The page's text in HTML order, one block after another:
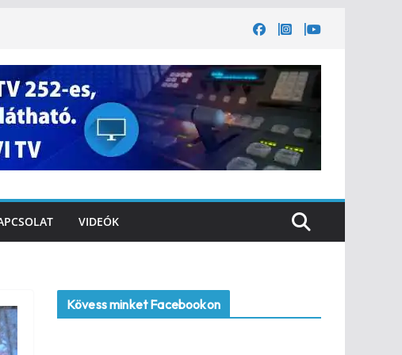
VIDEÓK
Kövess minket Facebookon